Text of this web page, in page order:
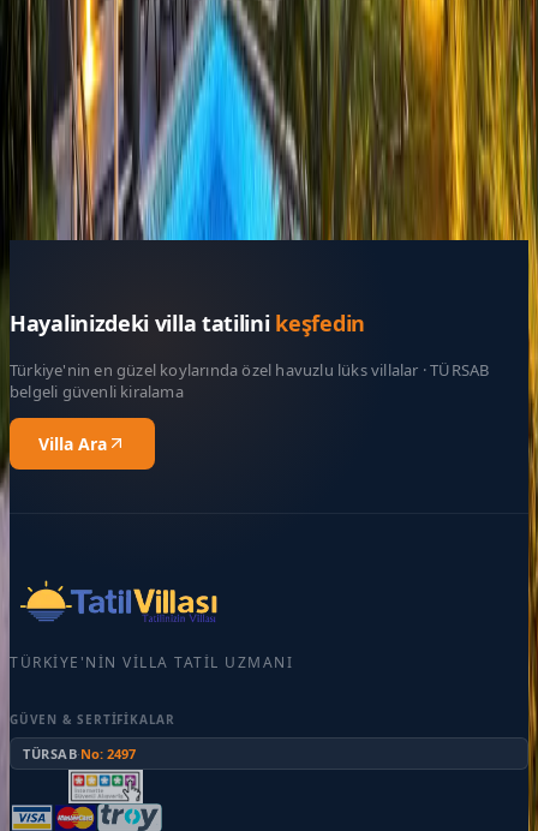
Belge No:07-11493
Giriş - Çıkış Tarihi Tarih aralığı seçin
Yetişkin Sayısı
Çocuk Sayısı
Rezerve Et
Hayalinizdeki villa tatilini keşfedin
Türkiye'nin en güzel koylarında özel havuzlu lüks villalar · TÜRSAB
belgeli güvenli kiralama
Villa Ara
TÜRKIYE'NIN VILLA TATIL UZMANI
GÜVEN & SERTIFIKALAR
TÜRSAB·No: 2497